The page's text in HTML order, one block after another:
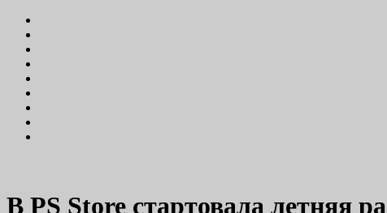
В PS Store стартовала летняя